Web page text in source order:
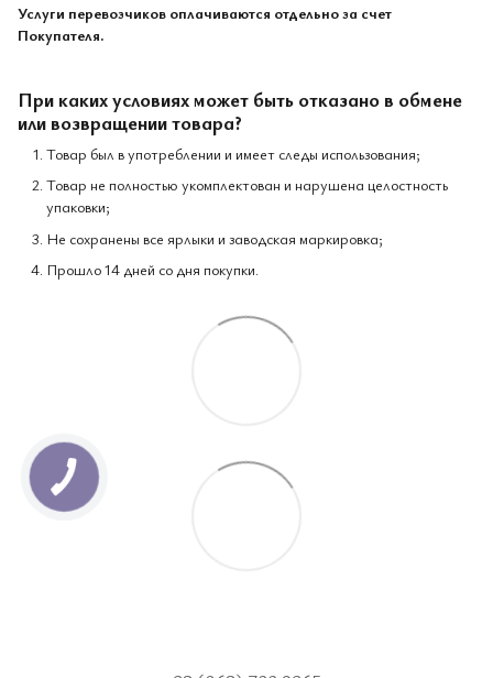
Услуги перевозчиков оплачиваются отдельно за счет
Покупателя.
При каких условиях может быть отказано в обмене
или возвращении товара?
Товар был в употреблении и имеет следы использования;
Товар не полностью укомплектован и нарушена целостность
упаковки;
Не сохранены все ярлыки и заводская маркировка;
Прошло 14 дней со дня покупки.